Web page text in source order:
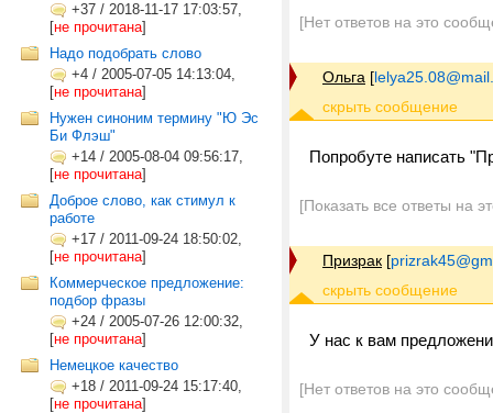
+37 / 2018-11-17 17:03:57,
[не прочитана]
Надо подобрать слово
+4 / 2005-07-05 14:13:04,
[не прочитана]
Нужен синоним термину "Ю Эс
Би Флэш"
+14 / 2005-08-04 09:56:17,
[не прочитана]
Доброе слово, как стимул к
работе
+17 / 2011-09-24 18:50:02,
[не прочитана]
Коммерческое предложение:
подбор фразы
+24 / 2005-07-26 12:00:32,
[не прочитана]
Немецкое качество
+18 / 2011-09-24 15:17:40,
[не прочитана]
[Нет ответов на это
Ольга [
Попробуте написать
[Показать все ответы на
Призрак [
У нас к вам
[Нет ответов на это